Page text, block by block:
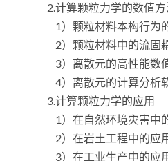
2.计算颗粒力学的数值方
1）颗粒材料本构行为
2）颗粒材料中的流固
3）离散元的高性能数
4）离散元的计算分析
3.计算颗粒力学的应用
1）在自然环境灾害中
2）在岩土工程中的应
3）在工业生产中的应